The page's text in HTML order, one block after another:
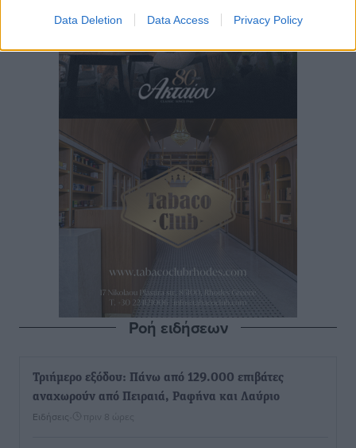
Data Deletion Data Access Privacy Policy
Ροή ειδήσεων
Τριήμερο εξόδου: Πάνω από 129.000 επιβάτες
αναχωρούν από Πειραιά, Ραφήνα και Λαύριο
Ειδήσεις πριν 8 ώρες